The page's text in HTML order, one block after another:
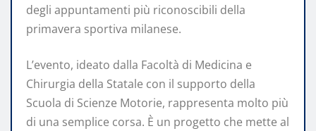
degli appuntamenti più riconoscibili della
primavera sportiva milanese.
L’evento, ideato dalla Facoltà di Medicina e
Chirurgia della Statale con il supporto della
Scuola di Scienze Motorie, rappresenta molto più
di una semplice corsa. È un progetto che mette al